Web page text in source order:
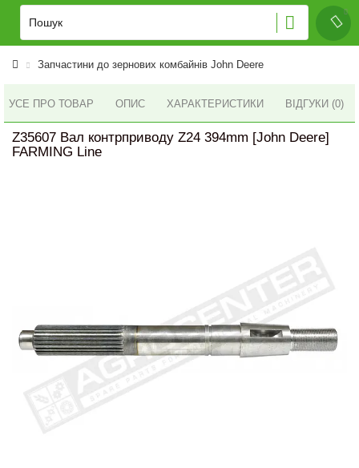
Запчастини до зернових комбайнів John Deere
УСЕ ПРО ТОВАР ОПИС ХАРАКТЕРИСТИКИ ВІДГУКИ (0)
Z35607 Вал контрприводу Z24 394mm [John Deere]
FARMING Line